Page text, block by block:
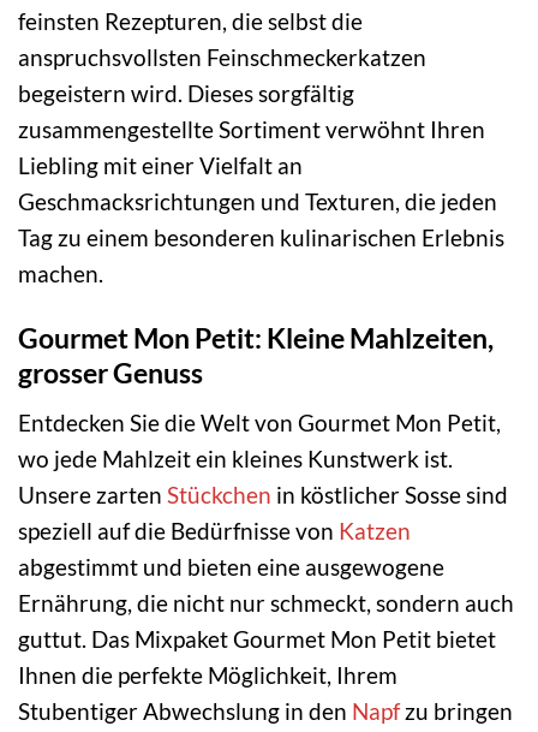
feinsten Rezepturen, die selbst die
anspruchsvollsten Feinschmeckerkatzen
begeistern wird. Dieses sorgfältig
zusammengestellte Sortiment verwöhnt Ihren
Liebling mit einer Vielfalt an
Geschmacksrichtungen und Texturen, die jeden
Tag zu einem besonderen kulinarischen Erlebnis
machen.
Gourmet Mon Petit: Kleine Mahlzeiten,
grosser Genuss
Entdecken Sie die Welt von Gourmet Mon Petit,
wo jede Mahlzeit ein kleines Kunstwerk ist.
Unsere zarten Stückchen in köstlicher Sosse sind
speziell auf die Bedürfnisse von Katzen
abgestimmt und bieten eine ausgewogene
Ernährung, die nicht nur schmeckt, sondern auch
guttut. Das Mixpaket Gourmet Mon Petit bietet
Ihnen die perfekte Möglichkeit, Ihrem
Stubentiger Abwechslung in den Napfzu bringen